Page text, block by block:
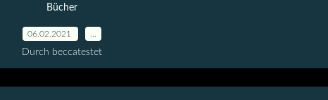
Bücher
06.02.2021
Durch beccatestet